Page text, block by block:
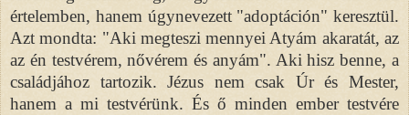
értelemben, hanem úgynevezett "adoptáción" keresztül.
Azt mondta: "Aki megteszi mennyei Atyám akaratát, az
az én testvérem, nővérem és anyám". Aki hisz benne, a
családjához tartozik. Jézus nem csak Úr és Mester,
hanem a mi testvérünk. És ő minden ember testvére